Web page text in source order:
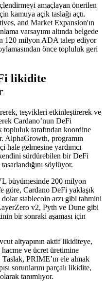
amaçlayan önerilen
kamuya açık taslağı açtı.
and Market Expansion'ın
varsayımı altında belgede
120 milyon ADA talep ediyor
önce topluluk geri
likidite
teşvikleri etkinleştirerek ve
Cardano’nun DeFi
tarafından koordine
AlphaGrowth, programın
hale gelmesine yardımcı
sürdürebilen bir DeFi
söylüyor.
büyümesinde 200 milyon
göre, Cardano DeFi yaklaşık
stablecoin arzı gibi tahmini
v2, Pyth ve Dune gibi
bir sonraki aşaması için
altyapının aktif likiditeye,
hacme ve ücret üretimine
PRIME’ın ele almak
sorunlarını parçalı likidite,
tanımlıyor.